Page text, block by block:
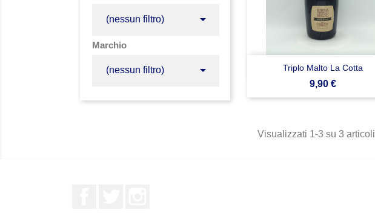
(nessun filtro) 
Marchio
(nessun filtro)  Triplo Malto La Cotta
Prezzo
9,90 €
 Anteprima
Visualizzati 1-3 su 3 articoli